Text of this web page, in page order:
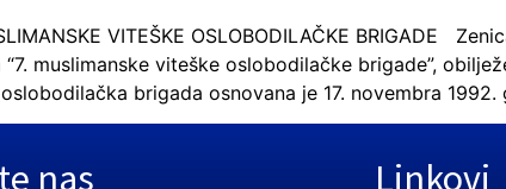
VITEŠKE OSLOBODILAČKE BRIGADE
muslimanske viteške oslobodilačke brigade”,
brigada osnovana je 17. novembra
nas Linkovi